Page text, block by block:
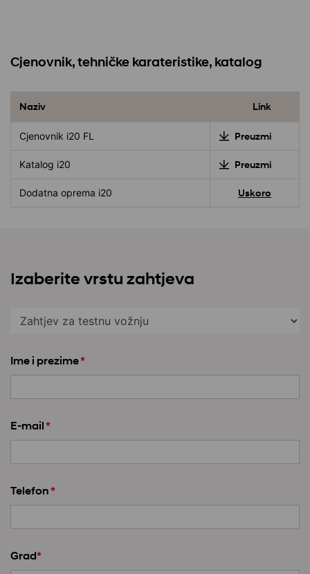
Cjenovnik, tehničke karateristike, katalog
Naziv Link
Cjenovnik i20 FL Preuzmi
Katalog i20 Preuzmi
Dodatna oprema i20 Uskoro
Izaberite vrstu zahtjeva
Ime i prezime*
E-mail*
Telefon*
Grad*